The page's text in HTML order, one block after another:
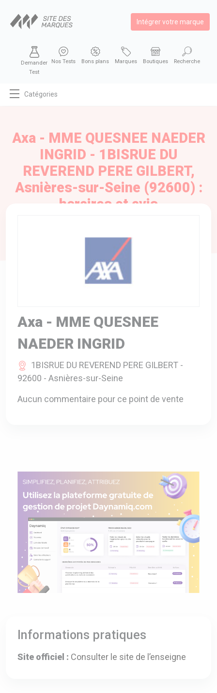
Intégrer votre marque
Demander
Test
Nos Tests Bons plans Marques Boutiques Recherche
Catégories
Axa - MME QUESNEE NAEDER
INGRID - 1BISRUE DU
REVEREND PERE GILBERT,
Asnières-sur-Seine (92600) :
horaires et avis
Axa - MME QUESNEE
NAEDER INGRID
1BISRUE DU REVEREND PERE GILBERT -
92600 - Asnières-sur-Seine
Aucun commentaire pour ce point de vente
Informations pratiques
Site officiel : Consulter le site de l’enseigne